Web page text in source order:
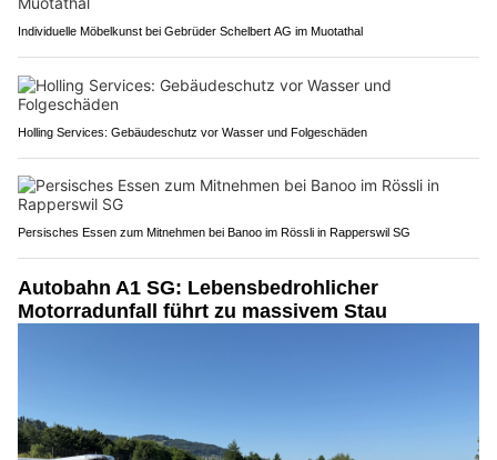
Individuelle Möbelkunst bei Gebrüder Schelbert AG im Muotathal
Holling Services: Gebäudeschutz vor Wasser und Folgeschäden
Persisches Essen zum Mitnehmen bei Banoo im Rössli in Rapperswil SG
Autobahn A1 SG: Lebensbedrohlicher
Motorradunfall führt zu massivem Stau